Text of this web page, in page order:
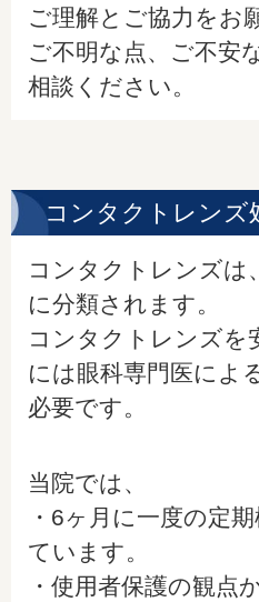
ご理解とご協力をお
ご不明な点、ご不安
相談ください。
コンタクトレンズ
コンタクトレンズは
に分類されます。
コンタクトレンズを
には眼科専門医によ
必要です。
当院では、
・6ヶ月に一度の定
ています。
・使用者保護の観点